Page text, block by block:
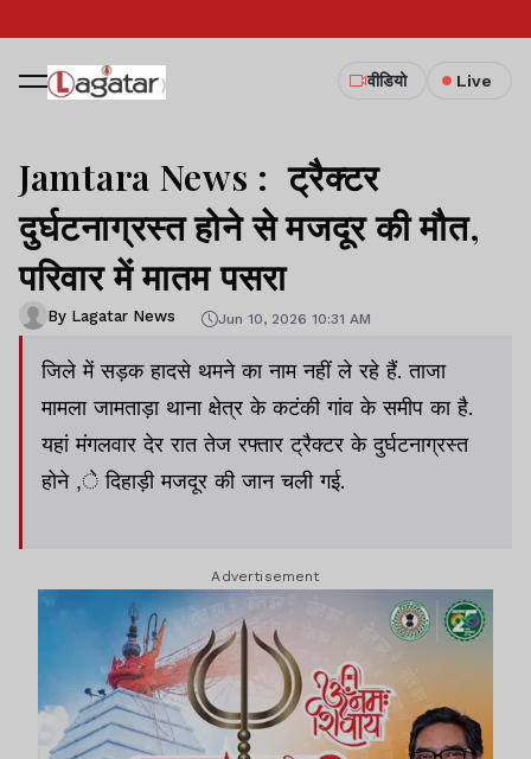
वीडियो Live
Jamtara News : ट्रैक्टर
दुर्घटनाग्रस्त होने से मजदूर की मौत,
परिवार में मातम पसरा
By Lagatar News Jun 10, 2026 10:31 AM
जिले में सड़क हादसे थमने का नाम नहीं ले रहे हैं. ताजा
मामला जामताड़ा थाना क्षेत्र के कटंकी गांव के समीप का है.
यहां मंगलवार देर रात तेज रफ्तार ट्रैक्टर के दुर्घटनाग्रस्त
होने ,े दिहाड़ी मजदूर की जान चली गई.
Advertisement